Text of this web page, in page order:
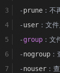
-prune ：不
-user ：文
-group ：文
-nogroup
-nouser ：